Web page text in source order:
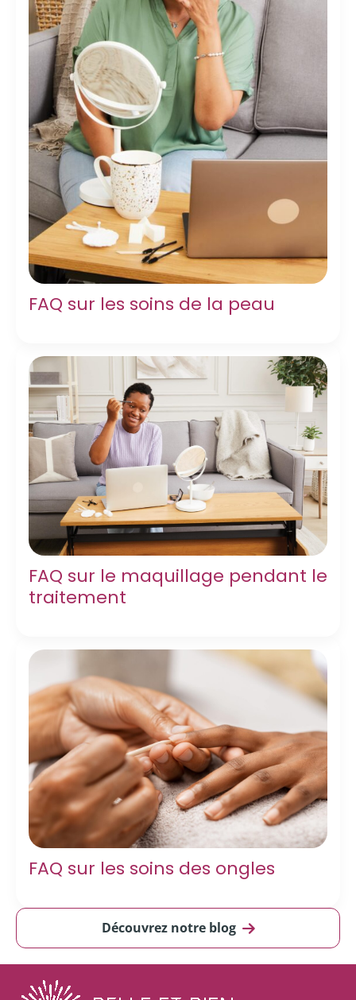
FAQ sur les soins de la peau
FAQ sur le maquillage pendant le
traitement
FAQ sur les soins des ongles
Découvrez notre blog